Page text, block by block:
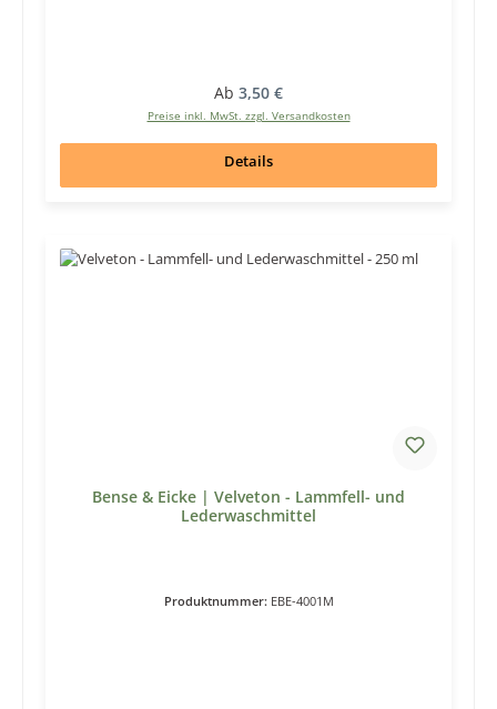
Regulärer Preis:
Ab 3,50 €
Preise inkl. MwSt. zzgl. Versandkosten
Details
Bense & Eicke | Velveton - Lammfell- und
Lederwaschmittel
Produktnummer: EBE-4001M